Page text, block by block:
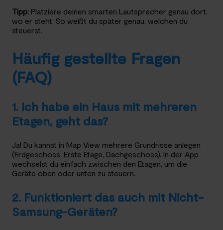
Tipp: Platziere deinen smarten Lautsprecher genau dort,
wo er steht. So weißt du später genau, welchen du
steuerst.
Häufig gestellte Fragen
(FAQ)
1. Ich habe ein Haus mit mehreren
Etagen, geht das?
Ja! Du kannst in Map View mehrere Grundrisse anlegen
(Erdgeschoss, Erste Etage, Dachgeschoss). In der App
wechselst du einfach zwischen den Etagen, um die
Geräte oben oder unten zu steuern.
2. Funktioniert das auch mit Nicht-
Samsung-Geräten?